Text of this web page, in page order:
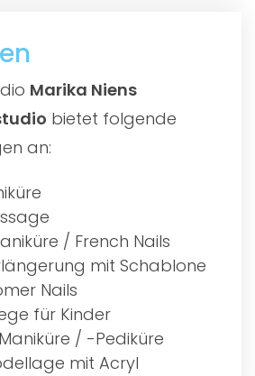
Marika Niens
bietet folgende
an:
/ French Nails
mit Schablone
Nails
für Kinder
/ -Pediküre
mit Acryl